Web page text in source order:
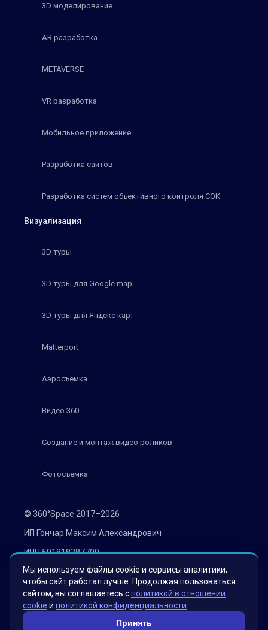
© 360°Space 2017–2026
ИП Гончар Максим Александрович
ИНН 501818387709
ОГРН 319508100030536
Политика конфиденциальности
Согласие на обработку персональных данных
3D моделирование
AR разработка
METAVERSE
VR разработка
Мобильное приложение
Разработка сайтов
Разработка систем объективного контроля СОК
Визуализация
3D туры
3D туры для Google map
3D туры для Яндекс карт
Matterport
Аэросъемка
Видео 360
Создание и монтаж видео роликов
Фотосъемка
Мы используем файлы cookie и сервисы аналитики,
чтобы сайт работал лучше. Продолжая пользоваться
сайтом, вы соглашаетесь сполитикой в отношении
cookie и политикой конфиденциальности
Принять